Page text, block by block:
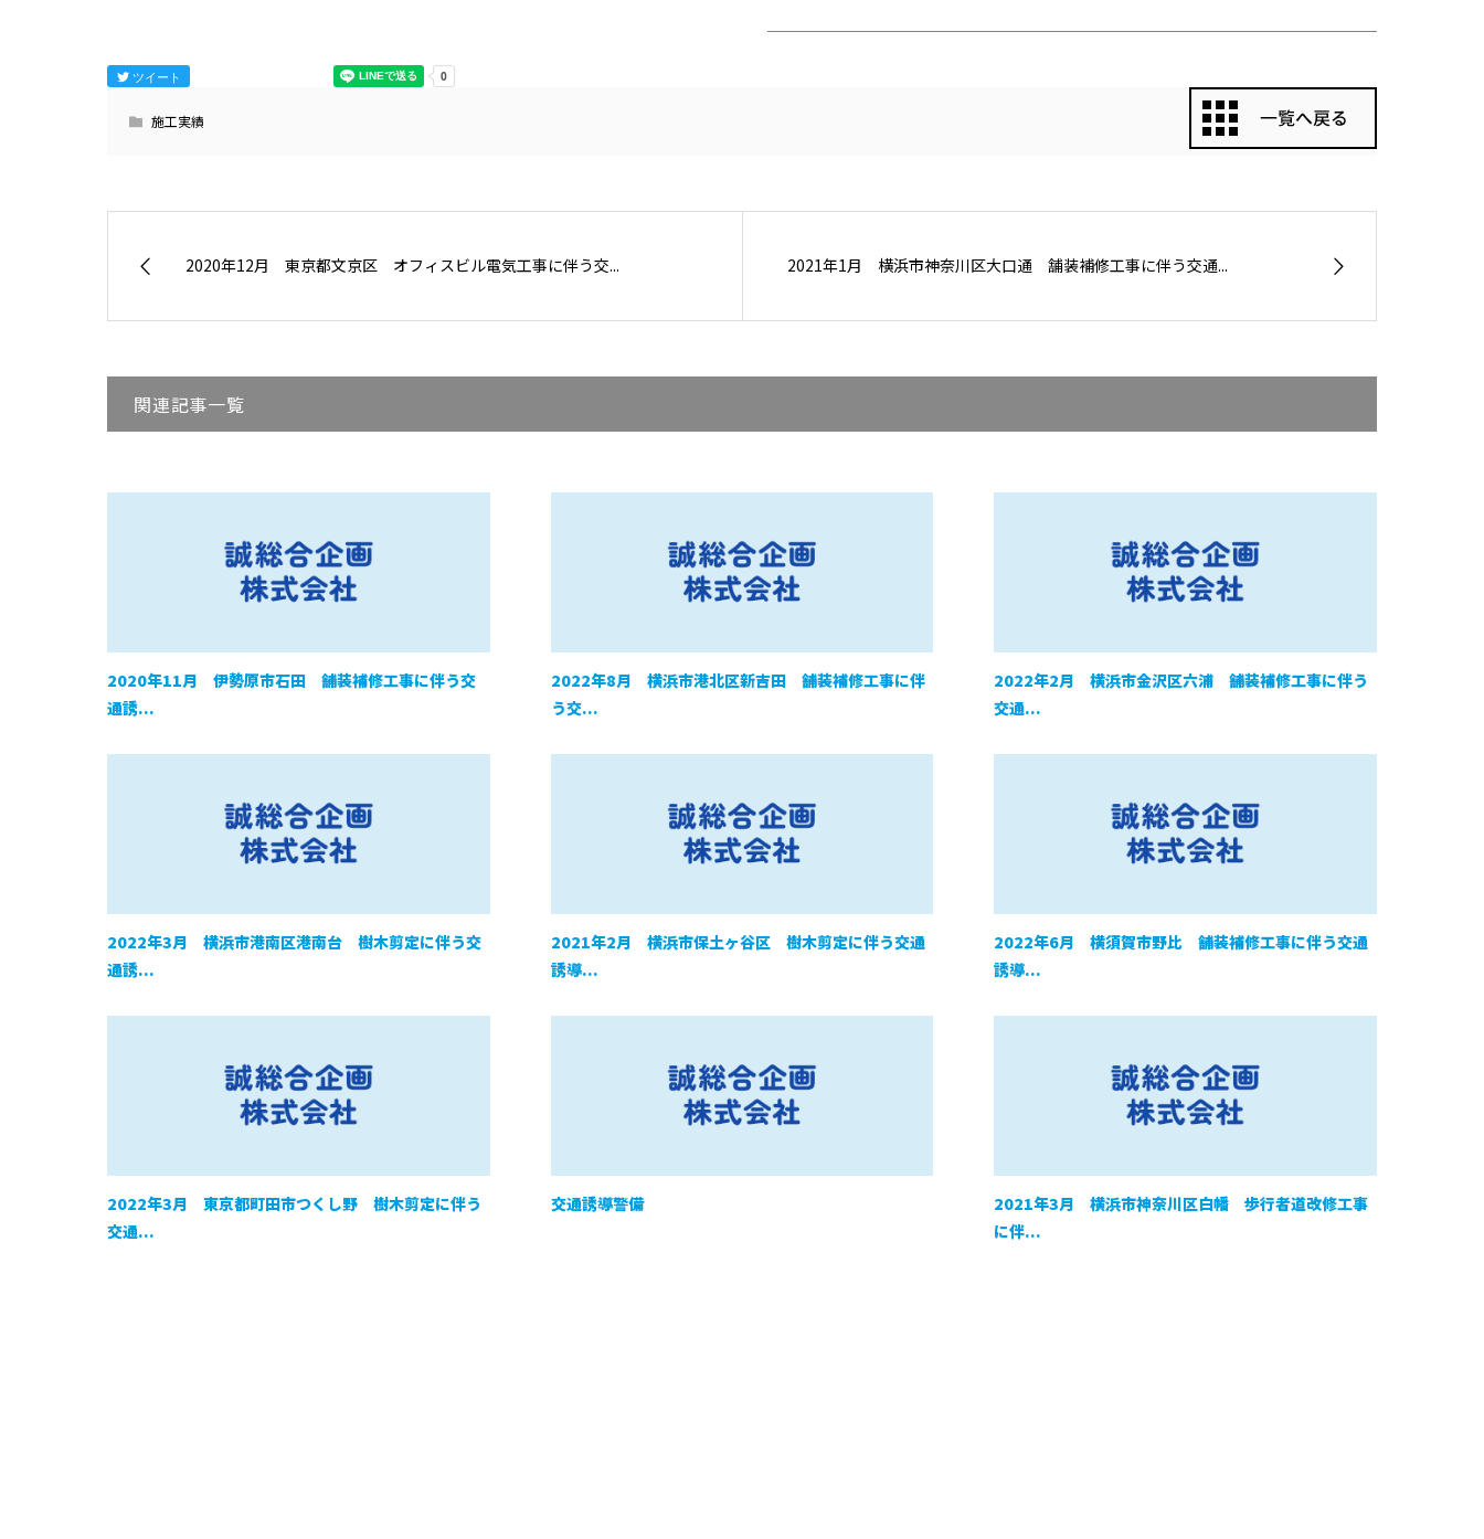
ツイート
施工実績
2020年12月 東京都文京区 オフィスビル電気工事に伴う交... 2021年1月 横浜市神奈川区大口通 舗装補修工事に伴う交通...
関連記事一覧
2020年11月 伊勢原市石田 舗装補修工事に伴う交
通誘...
2022年8月 横浜市港北区新吉田 舗装補修工事に伴
う交...
2022年2月 横浜市金沢区六浦 舗装補修工事に伴う
交通...
2022年3月 横浜市港南区港南台 樹木剪定に伴う交
通誘...
2021年2月 横浜市保土ヶ谷区 樹木剪定に伴う交通
誘導...
2022年6月 横須賀市野比 舗装補修工事に伴う交通
誘導...
2022年3月 東京都町田市つくし野 樹木剪定に伴う
交通...
交通誘導警備
2021年3月 横浜市神奈川区白幡 歩行者道改修工事
に伴...